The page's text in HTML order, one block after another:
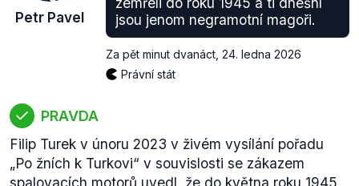
Petr Pavel
jsou jenom negramotní magoři.
Za pět minut dvanáct 24. ledna 2026
Právní stát
PRAVDA
Filip Turek v únoru 2023 v živém vysílání pořadu
„Po žních k Turkovi“ v souvislosti se zákazem
spalovacích motorů uvedl, že do května roku 1945